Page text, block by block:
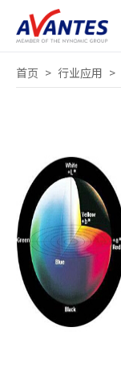
首页 > 行业应用 >